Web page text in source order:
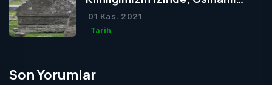
Mezar Taşları
01 Kas. 2021
Tarih
Son Yorumlar